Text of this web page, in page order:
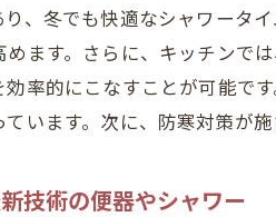
、冬でも快適なシャワータ
ます。さらに、キッチンで
率的にこなすことが可能で
います。次に、防寒対策が
技術の便器やシャワー